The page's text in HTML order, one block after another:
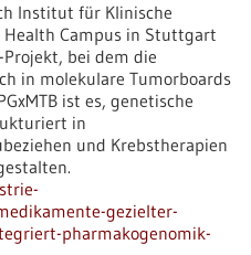
Institut für Klinische
Health Campus in Stuttgart
bei dem die
in molekulare Tumorboards
ist es, genetische
in
und Krebstherapien
gezielter-
pharmakogenomik-